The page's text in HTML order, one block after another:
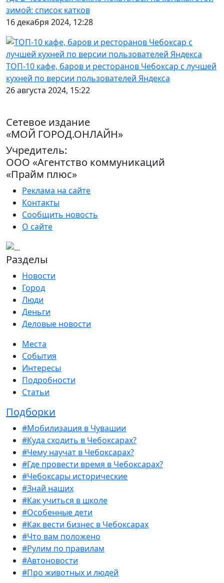
зимой: список катков
16 декабря 2024, 12:28
ТОП-10 кафе, баров и ресторанов Чебоксар с лучшей
кухней по версии пользователей Яндекса
26 августа 2024, 15:22
Сетевое издание
«МОЙ ГОРОД.ОНЛАЙН»
Учредитель:
ООО «Агентство коммуникаций
«Прайм плюс»
Реклама на сайте
Контакты
Сообщить новость
О сайте
Разделы
Новости
Город
Люди
Деньги
Деловые новости
Места
События
Интересы
Подробности
Статьи
Подборки
#Мобилизация в Чувашии
#Куда сходить в Чебоксарах?
#Чему научат в Чебоксарах?
#Где провести время в Чебоксарах?
#Чебоксары исторические
#Знай наших
#Как учиться в школе
#Особенные дети
#Как вести бизнес в Чебоксарах
#Что вам положено
#Рулим по правилам
#Автоновости
#Про животных и людей